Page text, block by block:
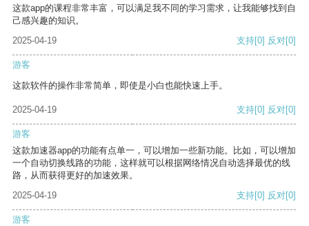
这款app的课程非常丰富，可以满足我不同的学习需求，让我能够找到自
己感兴趣的知识。
2025-04-19
支持[0] 反对[0]
游客
这款软件的操作非常简单，即使是小白也能快速上手。
2025-04-19 支持[0] 反对[0]
游客
这款加速器app的功能有点单一，可以增加一些新功能。比如，可以增加
一个自动切换线路的功能，这样就可以根据网络情况自动选择最优的线
路，从而获得更好的加速效果。
2025-04-19
支持[0] 反对[0]
游客